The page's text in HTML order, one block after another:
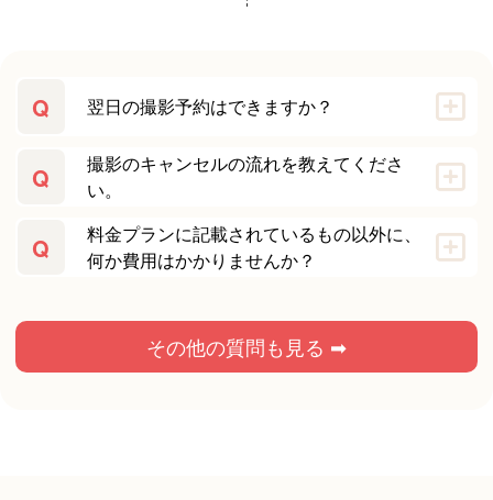
Q 翌日の撮影予約はできますか？
Q
撮影のキャンセルの流れを教えてくださ
い。
Q
料金プランに記載されているもの以外に、
何か費用はかかりませんか？
その他の質問も見る ➡